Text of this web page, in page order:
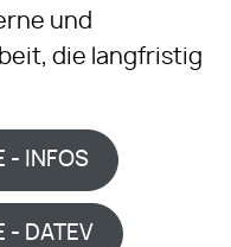
und
die langfristig
- INFOS
- DATEV